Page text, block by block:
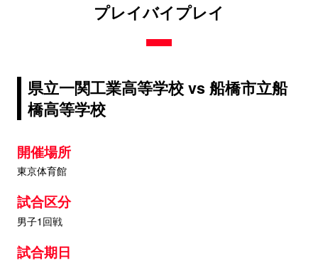
プレイバイプレイ
県立一関工業高等学校 vs 船橋市立船
橋高等学校
開催場所
東京体育館
試合区分
男子1回戦
試合期日